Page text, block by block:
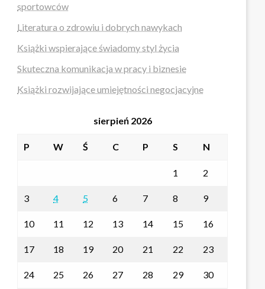
sportowców
Literatura o zdrowiu i dobrych nawykach
Książki wspierające świadomy styl życia
Skuteczna komunikacja w pracy i biznesie
Książki rozwijające umiejętności negocjacyjne
sierpień 2026
P W Ś C P S N
1 2
3 4 5 6 7 8 9
10 11 12 13 14 15 16
17 18 19 20 21 22 23
24 25 26 27 28 29 30